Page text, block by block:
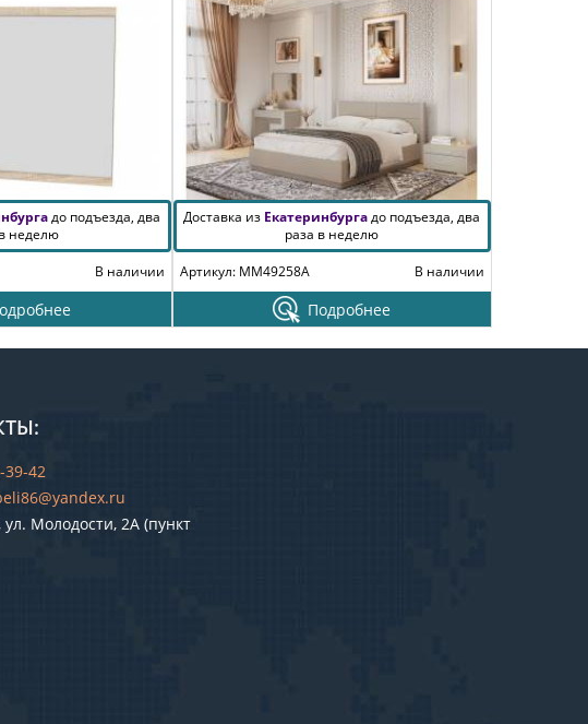
до подъезда, два
неделю
В наличии
Доставка из Екатеринбургадо подъезда, два
раза в неделю
Артикул: MM49258A
В наличии
Подробнее
39-42
Молодости, 2А (пункт